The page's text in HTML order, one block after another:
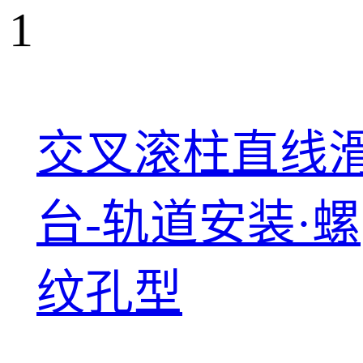
1
交叉滚柱直线
台-轨道安装·螺
纹孔型